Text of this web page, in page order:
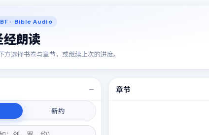
· Bible Audio
经朗读
方选择书卷与章节，或继续上次的进度。
—
新约
章节